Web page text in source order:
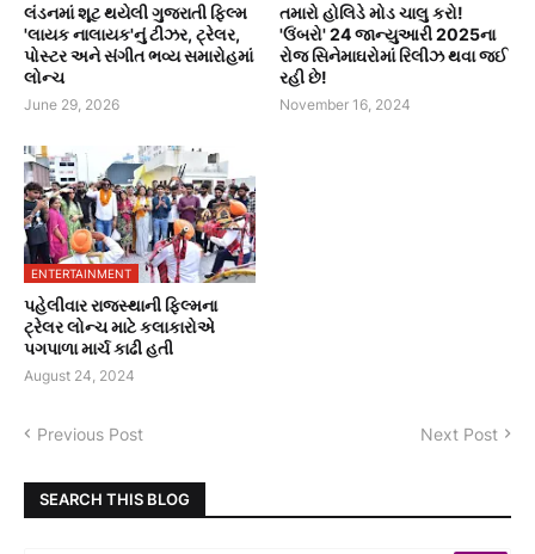
લંડનમાં શૂટ થયેલી ગુજરાતી ફિલ્મ
'લાયક નાલાયક'નું ટીઝર, ટ્રેલર,
પોસ્ટર અને સંગીત ભવ્ય સમારોહમાં
લોન્ચ
June 29, 2026
તમારો હોલિડે મોડ ચાલુ કરો!
'ઉંબરો' 24 જાન્યુઆરી 2025ના
રોજ સિનેમાઘરોમાં રિલીઝ થવા જઈ
રહી છે!
November 16, 2024
ENTERTAINMENT
પહેલીવાર રાજસ્થાની ફિલ્મના
ટ્રેલર લોન્ચ માટે કલાકારોએ
પગપાળા માર્ચ કાઢી હતી
August 24, 2024
Previous Post Next Post
SEARCH THIS BLOG